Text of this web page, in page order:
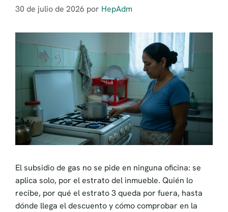
30 de julio de 2026 por HepAdm
El subsidio de gas no se pide en ninguna oficina: se
aplica solo, por el estrato del inmueble. Quién lo
recibe, por qué el estrato 3 queda por fuera, hasta
dónde llega el descuento y cómo comprobar en la